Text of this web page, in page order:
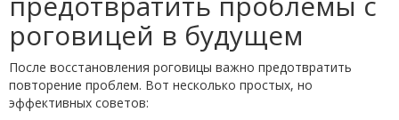
роговицей в будущем
После восстановления роговицы важно предотвратить
повторение проблем. Вот несколько простых, но
эффективных советов: